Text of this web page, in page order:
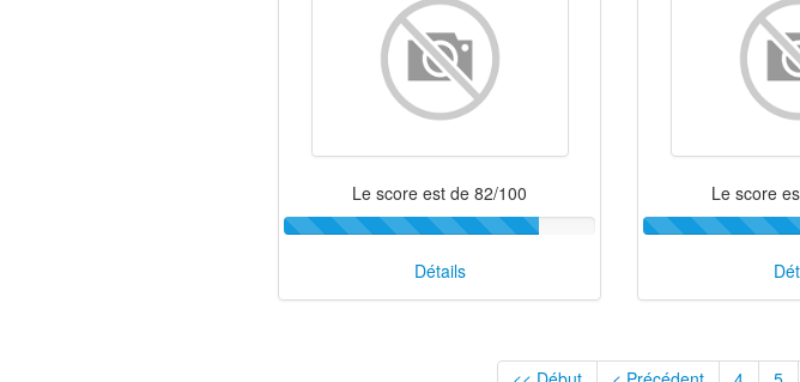
Le score est de 82/100
Détails
Le score